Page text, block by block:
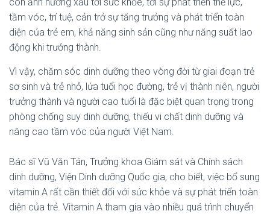
tầm vóc, trí tuệ, cản trở sự tăng trưởng và phát triển toàn
diện của trẻ em, khả năng sinh sản cũng như năng suất lao
động khi trưởng thành.
Vì vậy, chăm sóc dinh dưỡng theo vòng đời từ giai đoạn trẻ
sơ sinh và trẻ nhỏ, lứa tuổi học đường, trẻ vị thành niên, người
trưởng thành và người cao tuổi là đặc biệt quan trọng trong
phòng chống suy dinh dưỡng, thiếu vi chất dinh dưỡng và
nâng cao tầm vóc của người Việt Nam.
Bác sĩ Vũ Văn Tán, Trưởng khoa Giám sát và Chính sách
dinh dưỡng, Viện Dinh dưỡng Quốc gia, cho biết, việc bổ sung
vitamin A rất cần thiết đối với sức khỏe và sự phát triển toàn
diện của trẻ. Vitamin A tham gia vào nhiều quá trình chuyển